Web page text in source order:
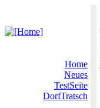
Home
Neues
TestSeite
DorfTratsch